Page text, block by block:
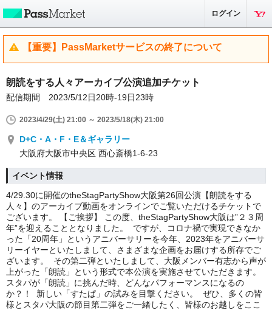
ログイン
【重要】PassMarketサービスの終了について
朗読をする人々アーカイブ公演追加チケット
配信期間 2023/5/12日20時-19日23時
2023/4/29(土) 21:00 ～ 2023/5/18(木) 21:00
D+C・A・F・E＆ギャラリー
大阪府大阪市中央区 西心斎橋1-6-23
イベント情報
4/29.30に開催のtheStagPartyShow大阪第26回公演【朗読をする
人々】のアーカイブ動画をオンラインでご覧いただけるチケットで
ございます。 【ご挨拶】 この度、theStagPartyShow大阪は”２３周
年”を迎えることとなりました。 ですが、コロナ禍で実現できなか
った「20周年」というアニバーサリーを今年、2023年をアニバーサ
リーイヤーといたしまして、さまざまな企画をお届けする所存でご
ざいます。 その第二弾といたしまして、大阪メンバー有志から声が
上がった「朗読」という形式で本公演を実施させていただきます。
スタパが「朗読」に挑んだ時、どんなパフォーマンスになるの
か？！ 新しい「すたぱ」の試みを目撃ください。 ぜひ、多くの皆
様とスタパ大阪の節目第二弾をご一緒したく、皆様のお越しをここ